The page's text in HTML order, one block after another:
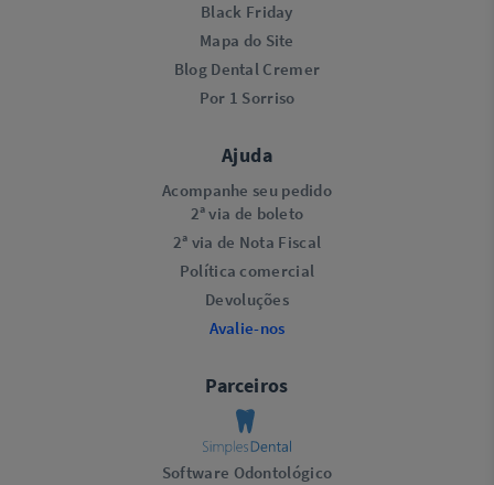
Black Friday
Mapa do Site
Blog Dental Cremer
Por 1 Sorriso
Ajuda
Acompanhe seu pedido
2ª via de boleto
2ª via de Nota Fiscal
Política comercial
Devoluções
Avalie-nos
Parceiros
Software Odontológico